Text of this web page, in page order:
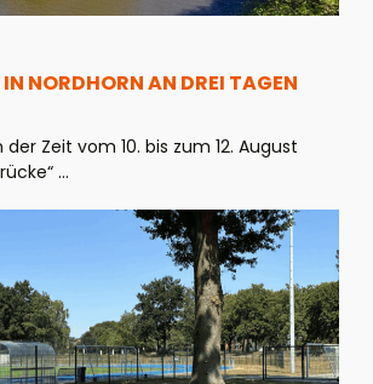
NORDHORN AN DREI TAGEN
Zeit vom 10. bis zum 12. August
...